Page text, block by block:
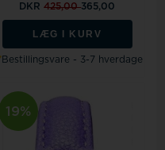
DKR425,00365,00
LÆG I KURV
Bestillingsvare - 3-7 hverdage
19%